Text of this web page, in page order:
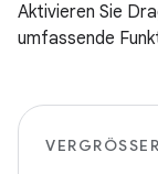
Aktivieren Sie
umfassende
VERGRÖSSERE